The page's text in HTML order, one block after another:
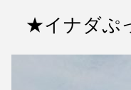
★イナダぷ